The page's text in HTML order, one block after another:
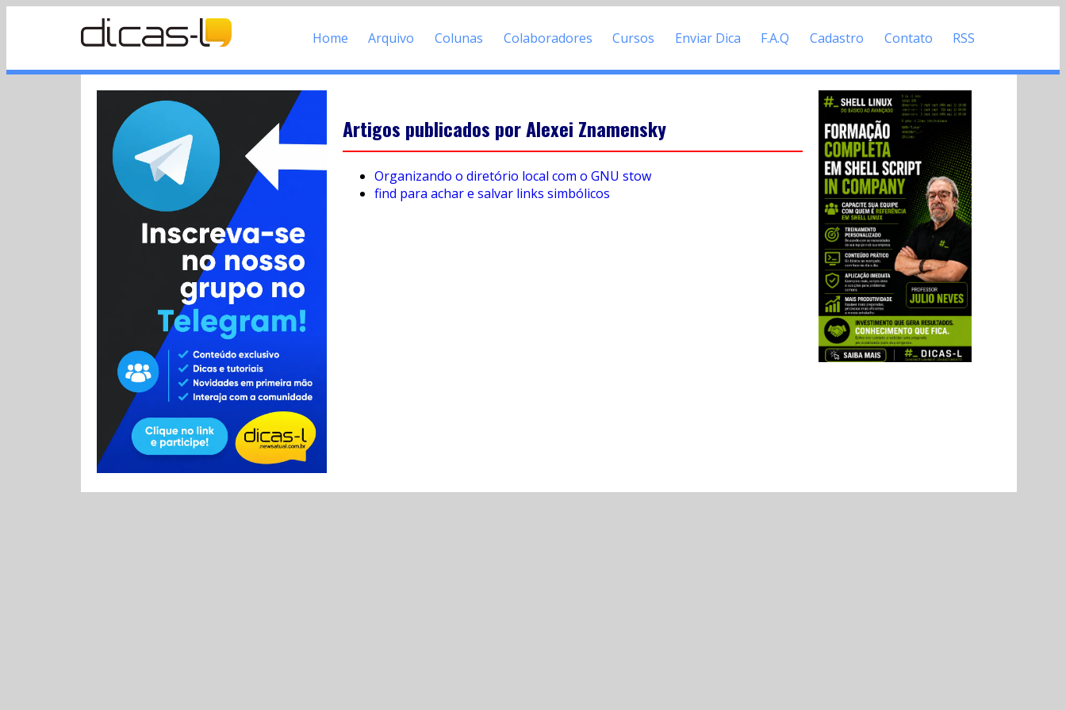
Home Arquivo Colunas Colaboradores Cursos Enviar Dica F.A.Q Cadastro Contato RSS
Artigos publicados por Alexei Znamensky
Organizando o diretório local com o GNU stow
find para achar e salvar links simbólicos